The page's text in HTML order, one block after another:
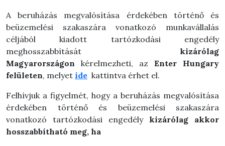
A beruházás megvalósítása érdekében történő és
beüzemelési szakaszára vonatkozó munkavállalás
céljából kiadott tartózkodási engedély
meghosszabbítását kizárólag
Magyarországon kérelmezheti, az Enter Hungary
felületen, melyet ide kattintva érhet el.
Felhívjuk a figyelmét, hogy a beruházás megvalósítása
érdekében történő és beüzemelési szakaszára
vonatkozó tartózkodási engedély kizárólag akkor
hosszabbítható meg, ha